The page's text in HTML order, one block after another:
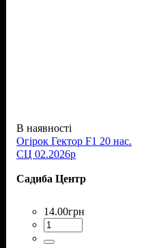
В наявності
Огірок Гектор F1 20 нас.
СЦ 02.2026р
Садиба Центр
14.00грн